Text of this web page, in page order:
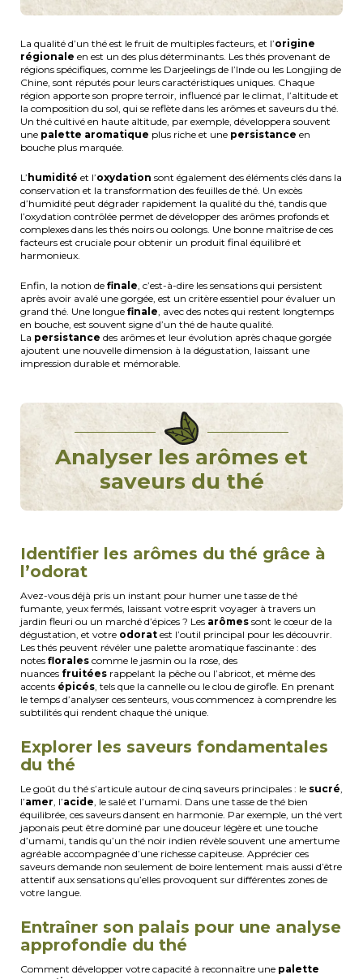
La qualité d’un thé est le fruit de multiples facteurs, et l’origine
régionale en est un des plus déterminants. Les thés provenant de
régions spécifiques, comme les Darjeelings de l’Inde ou les Longjing de
Chine, sont réputés pour leurs caractéristiques uniques. Chaque
région apporte son propre terroir, influencé par le climat, l’altitude et
la composition du sol, qui se reflète dans les arômes et saveurs du thé.
Un thé cultivé en haute altitude, par exemple, développera souvent
une palette aromatique plus riche et une persistance en
bouche plus marquée.
L’ humidité et l’oxydation sont également des éléments clés dans la
conservation et la transformation des feuilles de thé. Un excès
d’humidité peut dégrader rapidement la qualité du thé, tandis que
l’oxydation contrôlée permet de développer des arômes profonds et
complexes dans les thés noirs ou oolongs. Une bonne maîtrise de ces
facteurs est cruciale pour obtenir un produit final équilibré et
harmonieux.
Enfin, la notion de finale , c’est-à-dire les sensations qui persistent
après avoir avalé une gorgée, est un critère essentiel pour évaluer un
grand thé. Une longue finale , avec des notes qui restent longtemps
en bouche, est souvent signe d’un thé de haute qualité.
La persistance des arômes et leur évolution après chaque gorgée
ajoutent une nouvelle dimension à la dégustation, laissant une
impression durable et mémorable.
Analyser les arômes et
saveurs du thé
Identifier les arômes du thé grâce à
l’odorat
Avez-vous déjà pris un instant pour humer une tasse de thé
fumante, yeux fermés, laissant votre esprit voyager à travers un
jardin fleuri ou un marché d’épices ? Les arômes sont le cœur de la
dégustation, et votre odorat est l’outil principal pour les découvrir.
Les thés peuvent révéler une palette aromatique fascinante : des
notes florales comme le jasmin ou la rose, des
nuances fruitées rappelant la pêche ou l’abricot, et même des
accents épicés , tels que la cannelle ou le clou de girofle. En prenant
le temps d’analyser ces senteurs, vous commencez à comprendre les
subtilités qui rendent chaque thé unique.
Explorer les saveurs fondamentales
du thé
Le goût du thé s’articule autour de cinq saveurs principales : le sucré
l’amer , l’acide , le salé et l’umami. Dans une tasse de thé bien
équilibrée, ces saveurs dansent en harmonie. Par exemple, un thé vert
japonais peut être dominé par une douceur légère et une touche
d’umami, tandis qu’un thé noir indien révèle souvent une amertume
agréable accompagnée d’une richesse capiteuse. Apprécier ces
saveurs demande non seulement de boire lentement mais aussi d’être
attentif aux sensations qu’elles provoquent sur différentes zones de
votre langue.
Entraîner son palais pour une analyse
approfondie du thé
Comment développer votre capacité à reconnaître une palette